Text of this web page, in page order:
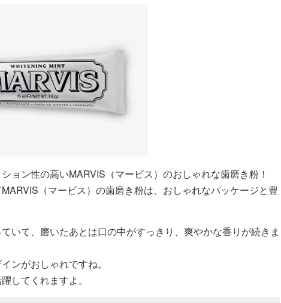
ョン性の高いMARVIS（マービス）のおしゃれな歯磨き粉！
（マービス）の歯磨き粉は、おしゃれなパッケージと豊
いて、磨いたあとは口の中がすっきり、爽やかな香りが続きま
ンがおしゃれですね。
してくれますよ。